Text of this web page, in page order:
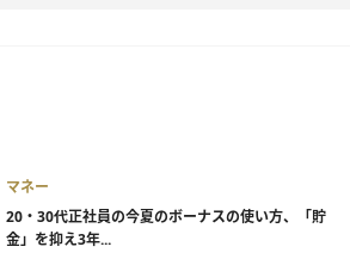
マネー
20・30代正社員の今夏のボーナスの使い方、「貯
金」を抑え3年...